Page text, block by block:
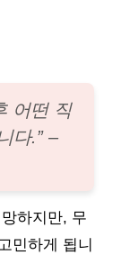
어떤 직
다.” –
하지만, 무
민하게 됩니